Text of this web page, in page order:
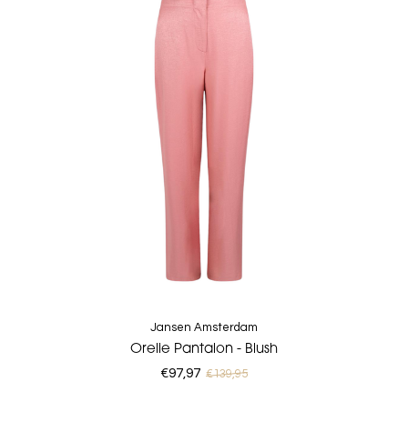
Jansen Amsterdam
Orelie Pantalon - Blush
€97,97 €139,95